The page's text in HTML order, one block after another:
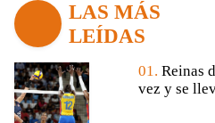
LAS MÁS
LEÍDAS
01. Reinas
vez y se